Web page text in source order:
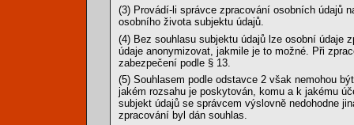
(3) Provádí-li správce zpracování osobních údajů
osobního života subjektu údajů.
(4) Bez souhlasu subjektu údajů lze osobní údaje
údaje anonymizovat, jakmile je to možné. Při
zabezpečení podle § 13.
(5) Souhlasem podle odstavce 2 však nemohou
jakém rozsahu je poskytován, komu a k jakému
subjekt údajů se správcem výslovně nedohodne
zpracování byl dán souhlas.